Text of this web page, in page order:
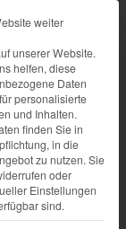
weiter
unserer Website.
helfen, diese
Daten
personalisierte
und Inhalten.
finden Sie in
in die
zu nutzen. Sie
oder
Einstellungen
sind.